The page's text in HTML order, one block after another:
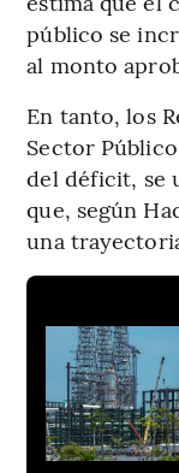
público se
al monto
En tanto, los
Sector Público
del déficit, se
que, según
una